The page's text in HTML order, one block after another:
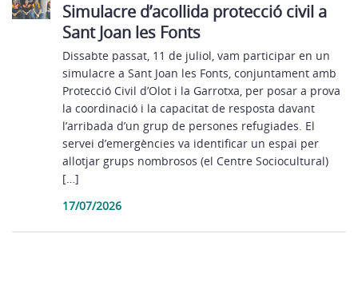
Simulacre d’acollida protecció civil a
Sant Joan les Fonts
Dissabte passat, 11 de juliol, vam participar en un
simulacre a Sant Joan les Fonts, conjuntament amb
Protecció Civil d’Olot i la Garrotxa, per posar a prova
la coordinació i la capacitat de resposta davant
l’arribada d’un grup de persones refugiades. El
servei d’emergències va identificar un espai per
allotjar grups nombrosos (el Centre Sociocultural)
[…]
17/07/2026